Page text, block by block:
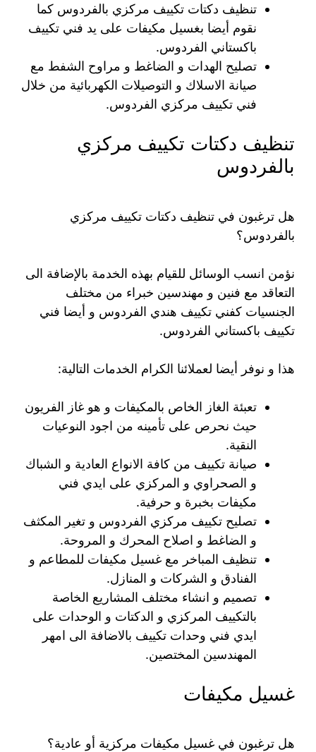
تنظيف دكتات تكييف مركزي بالفردوس كما
نقوم أيضا بغسيل مكيفات على يد فني تكييف
باكستاني الفردوس.
تصليح الهدات و الضاغط و مراوح الشفط مع
صيانة الاسلاك و التوصيلات الكهربائية من خلال
فني تكييف مركزي الفردوس.
تنظيف دكتات تكييف مركزي
بالفردوس
هل ترغبون في تنظيف دكتات تكييف مركزي
بالفردوس؟
نؤمن انسب الوسائل للقيام بهذه الخدمة بالإضافة الى
التعاقد مع فنين و مهندسين خبراء من مختلف
الجنسيات كفني تكييف هندي الفردوس و أيضا فني
تكييف باكستاني الفردوس.
هذا و نوفر أيضا لعملائنا الكرام الخدمات التالية:
تعبئة الغاز الخاص بالمكيفات و هو غاز الفريون
حيث نحرص على تأمينه من اجود النوعيات
النقية.
صيانة تكييف من كافة الانواع العادية و الشباك
و الصحراوي و المركزي على ايدي فني
مكيفات بخبرة و حرفية.
تصليح تكييف مركزي الفردوس و تغير المكثف
و الضاغط و اصلاح المحرك و المروحة.
تنظيف المباخر مع غسيل مكيفات للمطاعم و
الفنادق و الشركات و المنازل.
تصميم و انشاء مختلف المشاريع الخاصة
بالتكييف المركزي و الدكتات و الوحدات على
ايدي فني وحدات تكييف بالاضافة الى امهر
المهندسين المختصين.
غسيل مكيفات
هل ترغبون في غسيل مكيفات مركزية أو عادية؟